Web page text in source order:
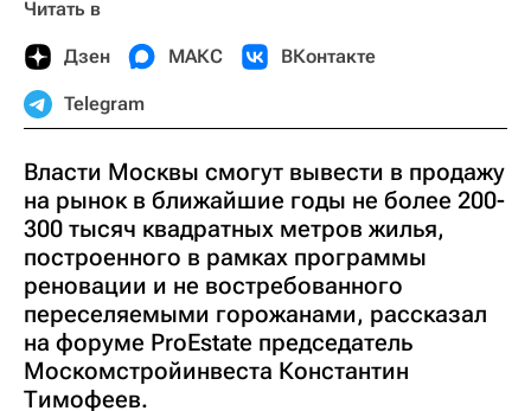
Читать в
Дзен МАКС ВКонтакте
Telegram
Власти Москвы смогут вывести в продажу
на рынок в ближайшие годы не более 200-
300 тысяч квадратных метров жилья,
построенного в рамках программы
реновации и не востребованного
переселяемыми горожанами, рассказал
на форуме ProEstate председатель
Москомстройинвеста Константин
Тимофеев.